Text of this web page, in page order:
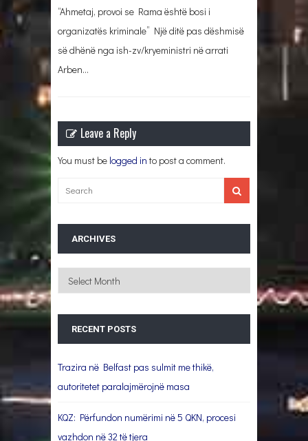
“Ahmetaj, provoi se Rama është bosi i
organizatës kriminale” Një ditë pas dëshmisë
së dhënë nga ish-zv/kryeministri në arrati
Arben…
Leave a Reply
You must be logged in to post a comment.
ARCHIVES
Archives
RECENT POSTS
Trazira në Belfast pas sulmit me thikë,
autoritetet paralajmërojnë masa
KQZ: Përfundon numërimi në 5 QKN, procesi
vazhdon në 32 të tjera